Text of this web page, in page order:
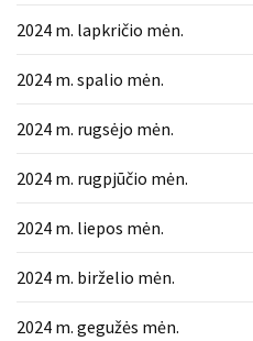
2024 m. lapkričio mėn.
2024 m. spalio mėn.
2024 m. rugsėjo mėn.
2024 m. rugpjūčio mėn.
2024 m. liepos mėn.
2024 m. birželio mėn.
2024 m. gegužės mėn.